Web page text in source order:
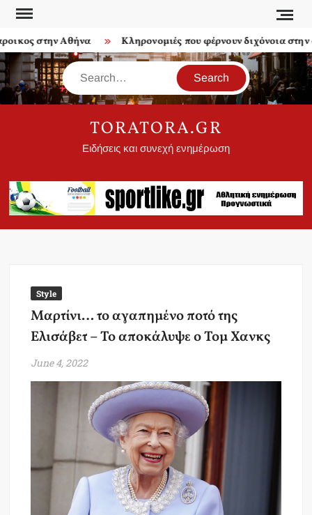
Skip
contentστην Αθήνα Κληρονομιές που φέρνουν διχόνοια στην
Search
TORATORA.GR
Ειδήσεις και συνεχή ενημέρωση
Style
Μαρτίνι… το αγαπημένο ποτό της
Ελισάβετ – Το αποκάλυψε ο Τομ Χανκς
June 4, 2022